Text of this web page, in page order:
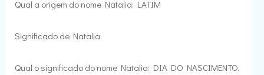
Qual a origem do nome Natalia: LATIM
Significado de Natalia
Qual o significado do nome Natalia: DIA DO NASCIMENTO.